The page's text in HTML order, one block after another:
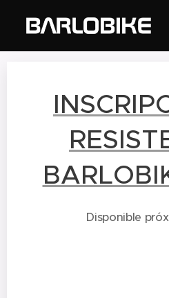
Disponible